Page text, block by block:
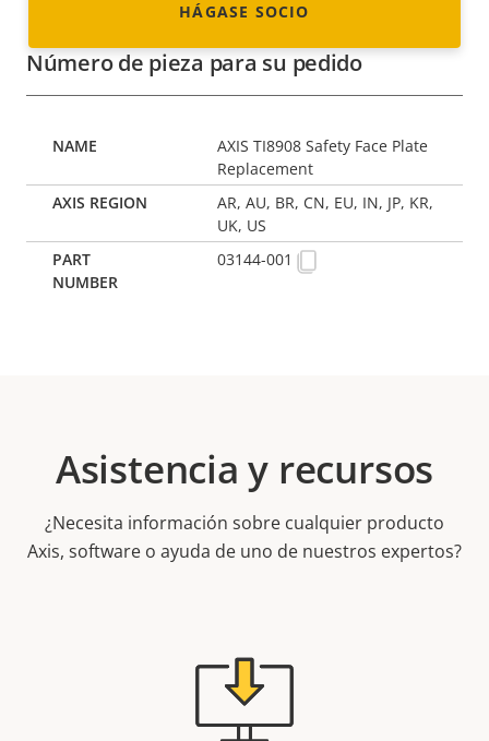
HÁGASE SOCIO
Número de pieza para su pedido
AXIS TI8908 Safety Face Plate
Replacement
AR, AU, BR, CN, EU, IN, JP, KR,
UK, US
03144-001
Asistencia y recursos
¿Necesita información sobre cualquier producto
Axis, software o ayuda de uno de nuestros expertos?